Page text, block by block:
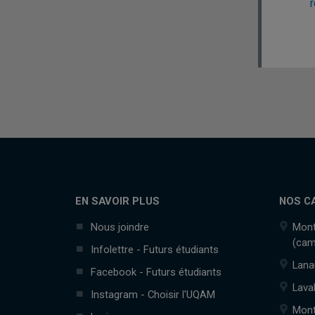
EN SAVOIR PLUS
Nous joindre
Infolettre - Futurs étudiants
Facebook - Futurs étudiants
Instagram - Choisir l'UQAM
NOS
Laval